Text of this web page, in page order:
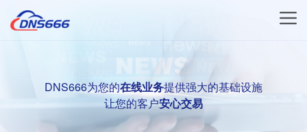
DNS666为您的在线业务提供强大的基础设施
让您的客户安心交易